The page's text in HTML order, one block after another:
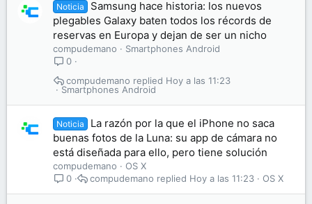
Noticia
Samsung hace historia: los nuevos
plegables Galaxy baten todos los récords de
reservas en Europa y dejan de ser un nicho
compudemano
Smartphones Android
0
Smartphones Android
Hoy a las 11:23
compudemano
Noticia
La razón por la que el iPhone no saca
buenas fotos de la Luna: su app de cámara no
está diseñada para ello, pero tiene solución
compudemano
OS X
0
OS X
Hoy a las 11:23
compudemano